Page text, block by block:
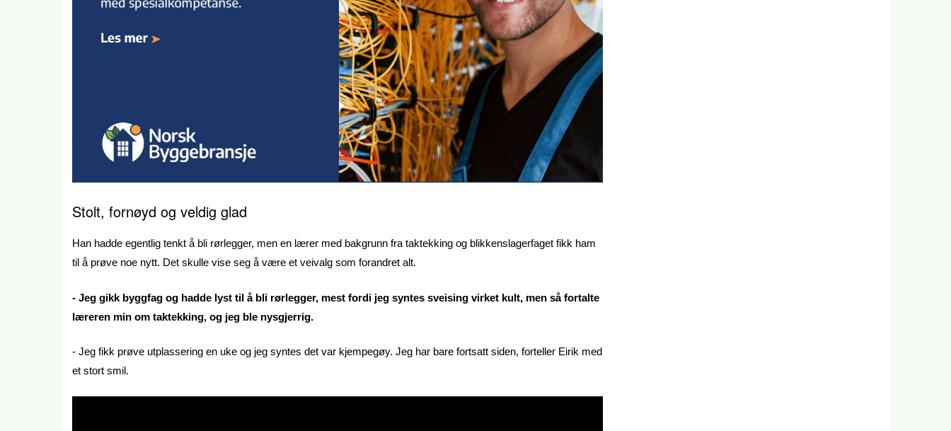
Stolt, fornøyd og veldig glad
Han hadde egentlig tenkt å bli rørlegger, men en lærer med bakgrunn fra taktekking og blikkenslagerfaget fikk ham
til å prøve noe nytt. Det skulle vise seg å være et veivalg som forandret alt.
- Jeg gikk byggfag og hadde lyst til å bli rørlegger, mest fordi jeg syntes sveising virket kult, men så fortalte
læreren min om taktekking, og jeg ble nysgjerrig.
- Jeg fikk prøve utplassering en uke og jeg syntes det var kjempegøy. Jeg har bare fortsatt siden, forteller Eirik med
et stort smil.